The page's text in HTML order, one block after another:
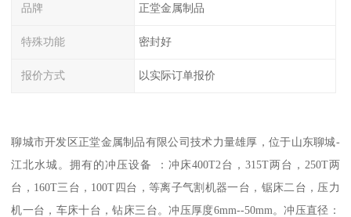
品牌 正堂金属制品
特殊功能 密封好
报价方式 以实际订单报价
聊城市开发区正堂金属制品有限公司技术力量雄厚，位于山东聊城-
江北水城。拥有的冲压设备 ：冲床400T2台，315T两台，250T两
台，160T三台，100T四台，等离子气割机器一台，锯床二台，压力
机一台，车床十台，钻床三台。冲压厚度6mm--50mm。冲压直径：